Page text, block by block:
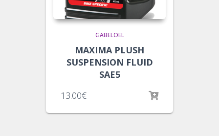
GABELOEL
MAXIMA PLUSH
SUSPENSION FLUID
SAE5
13.00€